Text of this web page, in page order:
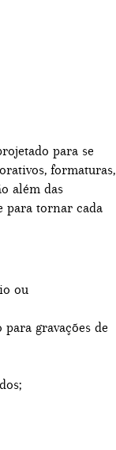
para se
formaturas,
além das
para tornar cada
ou
gravações de